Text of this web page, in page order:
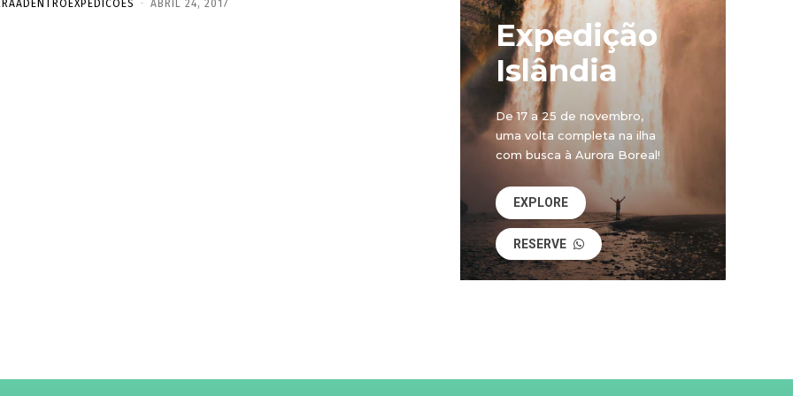
- ABRIL 24, 2017
Expedição
Islândia
De 17 a 25 de novembro,
uma volta completa na ilha
com busca à Aurora Boreal!
EXPLORE
RESERVE